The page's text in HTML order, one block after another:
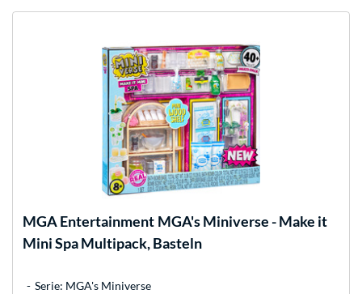
MGA Entertainment MGA's Miniverse - Make it
Mini Spa Multipack, Basteln
Serie: MGA's Miniverse